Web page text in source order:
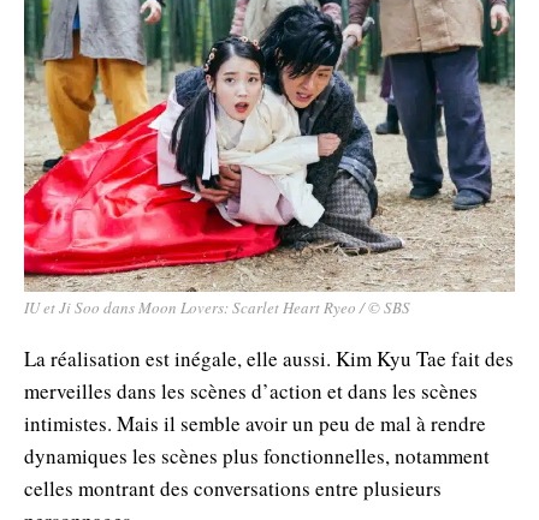
IU et Ji Soo dans Moon Lovers: Scarlet Heart Ryeo / © SBS
La réalisation est inégale, elle aussi. Kim Kyu Tae fait des
merveilles dans les scènes d’action et dans les scènes
intimistes. Mais il semble avoir un peu de mal à rendre
dynamiques les scènes plus fonctionnelles, notamment
celles montrant des conversations entre plusieurs